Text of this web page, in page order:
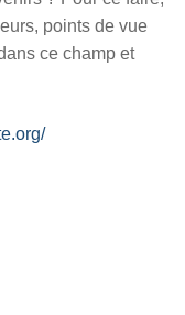
points de vue
ce champ et